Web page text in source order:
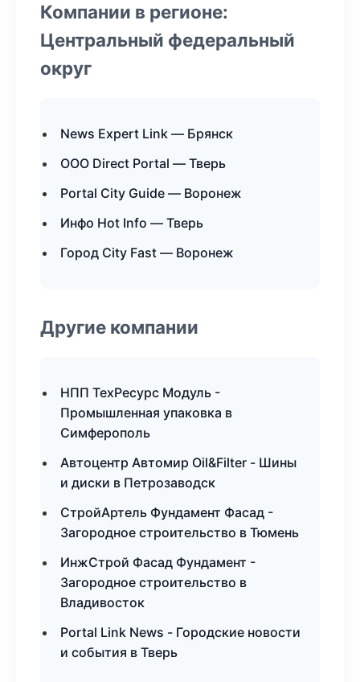
Компании в регионе:
Центральный федеральный
округ
News Expert Link — Брянск
ООО Direct Portal — Тверь
Portal City Guide — Воронеж
Инфо Hot Info — Тверь
Город City Fast — Воронеж
Другие компании
НПП ТехРесурс Модуль -
Промышленная упаковка в
Симферополь
Автоцентр Автомир Oil&Filter - Шины
и диски в Петрозаводск
СтройАртель Фундамент Фасад -
Загородное строительство в Тюмень
ИнжСтрой Фасад Фундамент -
Загородное строительство в
Владивосток
Portal Link News - Городские новости
и события в Тверь